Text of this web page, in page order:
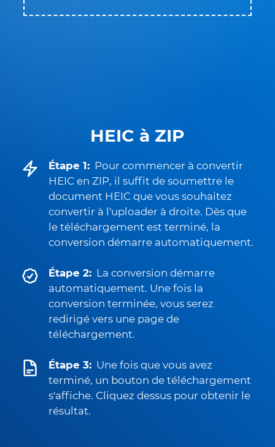
HEIC à ZIP
Étape 1: Pour commencer à convertir
HEIC en ZIP, il suffit de soumettre le
document HEIC que vous souhaitez
convertir à l'uploader à droite. Dès que
le téléchargement est terminé, la
conversion démarre automatiquement.
Étape 2: La conversion démarre
automatiquement. Une fois la
conversion terminée, vous serez
redirigé vers une page de
téléchargement.
Étape 3: Une fois que vous avez
terminé, un bouton de téléchargement
s'affiche. Cliquez dessus pour obtenir le
résultat.